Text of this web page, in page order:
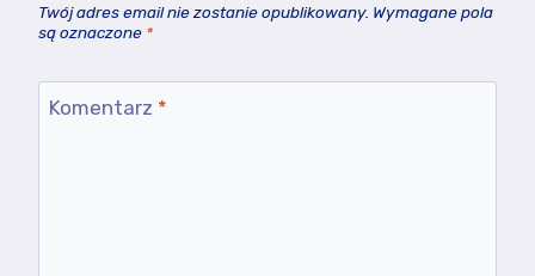
Twój adres email nie zostanie opublikowany. Wymagane pola
są oznaczone *
Komentarz *